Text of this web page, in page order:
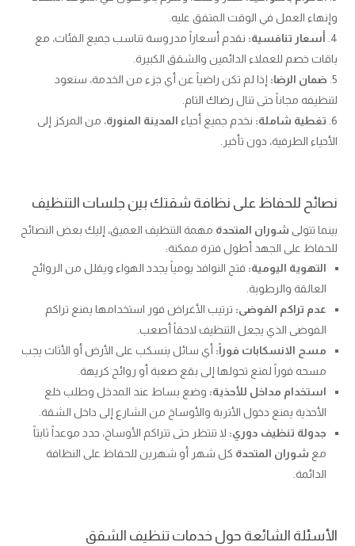
وإنهاء العمل في الوقت المتفق عليه.
أسعار تنافسية: نقدم أسعاراً مدروسة تناسب جميع الفئات، مع
باقات خصم للعملاء الدائمين والشقق الكبيرة.
ضمان الرضا: إذا لم تكن راضياً عن أي جزء من الخدمة، سنعود
لتنظيفه مجاناً حتى تنال رضاك التام.
تغطية شاملة: نخدم جميع أحياء المدينة المنورة، من المركز إلى
الأحياء الطرفية، دون تأخير.
نصائح للحفاظ على نظافة شقتك بين جلسات التنظيف
بينما تتولى شوران المتحدة مهمة التنظيف العميق، إليك بعض النصائح
للحفاظ على الجهد أطول فترة ممكنة:
التهوية اليومية: فتح النوافذ يومياً يجدد الهواء ويقلل من الروائح
العالقة والرطوبة.
عدم تراكم الفوضى: ترتيب الأغراض فور استخدامها يمنع تراكم
الفوضى الذي يجعل التنظيف لاحقاً أصعب.
مسح الانسكابات فوراً: أي سائل ينسكب على الأرض أو الأثاث يجب
مسحه فوراً لمنع تحولها إلى بقع صعبة أو روائح كريهة.
استخدام مداخل للأحذية: وضع بساط عند المدخل وطلب خلع
الأحذية يمنع دخول الأتربة والأوساخ من الشارع إلى داخل الشقة.
جدولة تنظيف دوري: لا تنتظر حتى تتراكم الأوساخ، حدد موعداً ثابتاً
مع شوران المتحدة كل شهر أو شهرين للحفاظ على النظافة
الدائمة.
الأسئلة الشائعة حول خدمات تنظيف الشقق